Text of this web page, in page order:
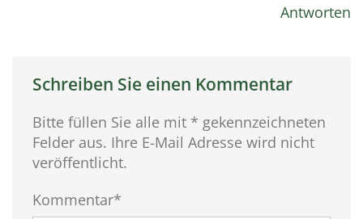
Antworten
Schreiben Sie einen Kommentar
Bitte füllen Sie alle mit * gekennzeichneten
Felder aus. Ihre E-Mail Adresse wird nicht
veröffentlicht.
Kommentar*